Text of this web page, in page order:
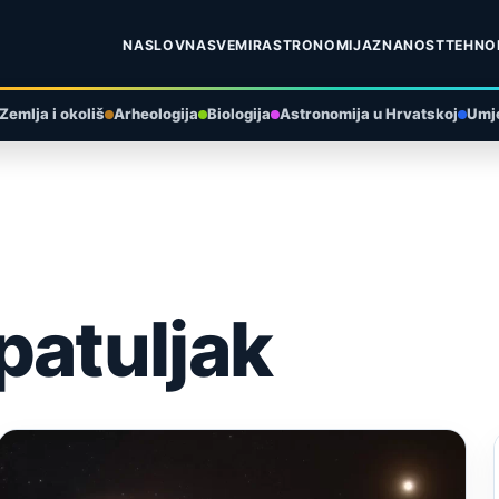
NASLOVNASVEMIRASTRONOMIJAZNANOST
Zemlja i okoliš Arheologija Biologija Astronomija u Hrvatskoj